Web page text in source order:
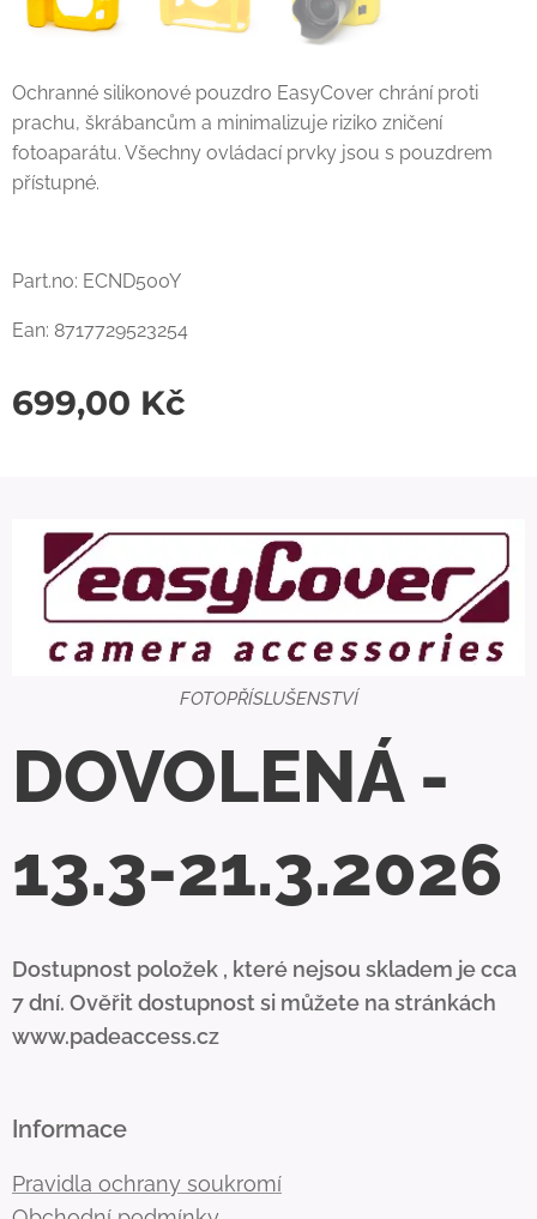
Ochranné silikonové pouzdro EasyCover chrání proti
prachu, škrábancům a minimalizuje riziko zničení
fotoaparátu. Všechny ovládací prvky jsou s pouzdrem
přístupné.
Part.no: ECND500Y
Ean: 8717729523254
699,00 Kč
FOTOPŘÍSLUŠENSTVÍ
DOVOLENÁ -
13.3-21.3.2026
Dostupnost položek , které nejsou skladem je cca
7 dní. Ověřit dostupnost si můžete na stránkách
www.padeaccess.cz
Informace
Pravidla ochrany soukromí